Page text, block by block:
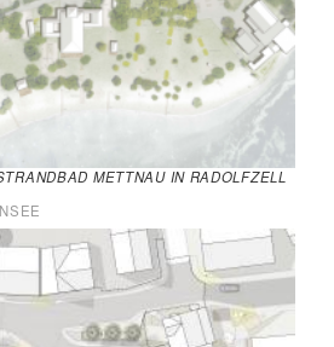
METTNAU IN RADOLFZELL